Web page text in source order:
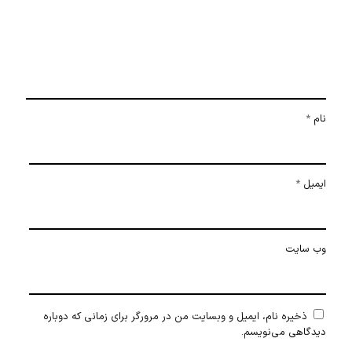
نام *
ایمیل *
وب‌ سایت
ذخیره نام، ایمیل و وبسایت من در مرورگر برای زمانی که دوباره
دیدگاهی می‌نویسم.